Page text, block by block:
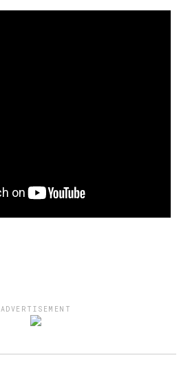
ADVERTISEMENT